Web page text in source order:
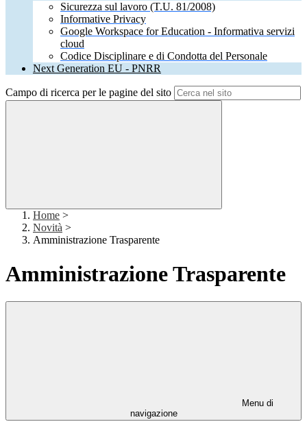
Sicurezza sul lavoro (T.U. 81/2008)
Informative Privacy
Google Workspace for Education - Informativa servizi
cloud
Codice Disciplinare e di Condotta del Personale
Next Generation EU - PNRR
Campo di ricerca per le pagine del sito
Home >
Novità >
Amministrazione Trasparente
Amministrazione Trasparente
Menu di
navigazione